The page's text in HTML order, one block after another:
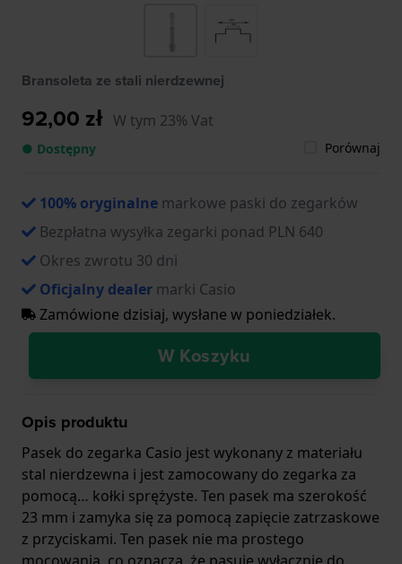
Bransoleta ze stali nierdzewnej
92,00 zł W tym 23% Vat
● Dostępny Porównaj
100% oryginalne markowe paski do zegarków
Bezpłatna wysyłka zegarki ponad PLN 640
Okres zwrotu 30 dni
Oficjalny dealer marki Casio
Zamówione dzisiaj, wysłane w poniedziałek.
W Koszyku
Opis produktu
Pasek do zegarka Casio jest wykonany z materiału
stal nierdzewna i jest zamocowany do zegarka za
pomocą… kołki sprężyste. Ten pasek ma szerokość
23 mm i zamyka się za pomocą zapięcie zatrzaskowe
z przyciskami. Ten pasek nie ma prostego